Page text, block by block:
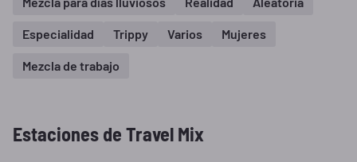
Especialidad Trippy Varios Mujeres
Mezcla de trabajo
Estaciones de Travel Mix